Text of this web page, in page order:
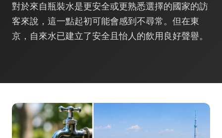
對於來自瓶裝水是更安全或更熟悉選擇的國家的訪
客來說，這一點起初可能會感到不尋常。但在東
京，自來水已建立了安全且怡人的飲用良好聲譽。